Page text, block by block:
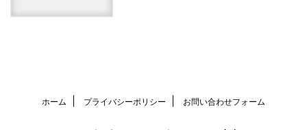
ホーム プライバシーポリシー お問い合わせフォーム